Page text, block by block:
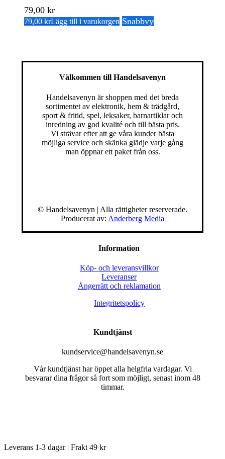
79,00 kr
79,00 krLägg till i varukorgen Snabbvy
Välkommen till Handelsavenyn
Handelsavenyn är shoppen med det breda
sortimentet av elektronik, hem & trädgård,
sport & fritid, spel, leksaker, barnartiklar och
inredning av god kvalité och till bästa pris.
Vi strävar efter att ge våra kunder bästa
möjliga service och skänka glädje varje gång
man öppnar ett paket från oss.
© Handelsavenyn | Alla rättigheter reserverade.
Producerat av: Anderberg Media
Information
Köp- och leveransvillkor
Leveranser
Ångerrätt och reklamation
Integritetspolicy
Kundtjänst
kundservice@handelsavenyn.se
Vår kundtjänst har öppet alla helgfria vardagar. Vi
besvarar dina frågor så fort som möjligt, senast inom 48
timmar.
Close
Leverans 1-3 dagar | Frakt 49 kr